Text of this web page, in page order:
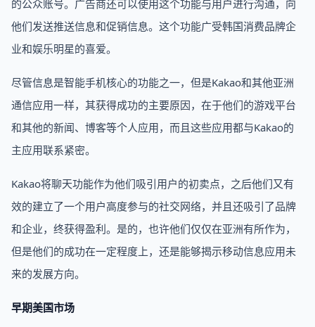
的公众账号。广告商还可以使用这个功能与用户进行沟通，向
他们发送推送信息和促销信息。这个功能广受韩国消费品牌企
业和娱乐明星的喜爱。
尽管信息是智能手机核心的功能之一，但是Kakao和其他亚洲
通信应用一样，其获得成功的主要原因，在于他们的游戏平台
和其他的新闻、博客等个人应用，而且这些应用都与Kakao的
主应用联系紧密。
Kakao将聊天功能作为他们吸引用户的初卖点，之后他们又有
效的建立了一个用户高度参与的社交网络，并且还吸引了品牌
和企业，终获得盈利。是的，也许他们仅仅在亚洲有所作为，
但是他们的成功在一定程度上，还是能够揭示移动信息应用未
来的发展方向。
早期美国市场